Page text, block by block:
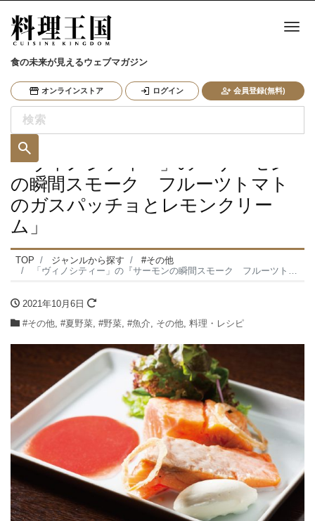
食の未来が見えるウェブマガジン
オンラインストア ログイン 会員登録(無料)
ナ
「ヴィノシティー」の『サーモン
の瞬間スモーク フルーツトマト
のガスパッチョとレモンクリー
ム」
TOP ジャンルから探す
#その他
「ヴィノシティー」の『サーモンの瞬間スモーク フルーツトマトのガスパッチョとレモンクリーム」
2021年10月6日
#その他, #夏野菜, #野菜, #魚介, その他, 料理・レシピ